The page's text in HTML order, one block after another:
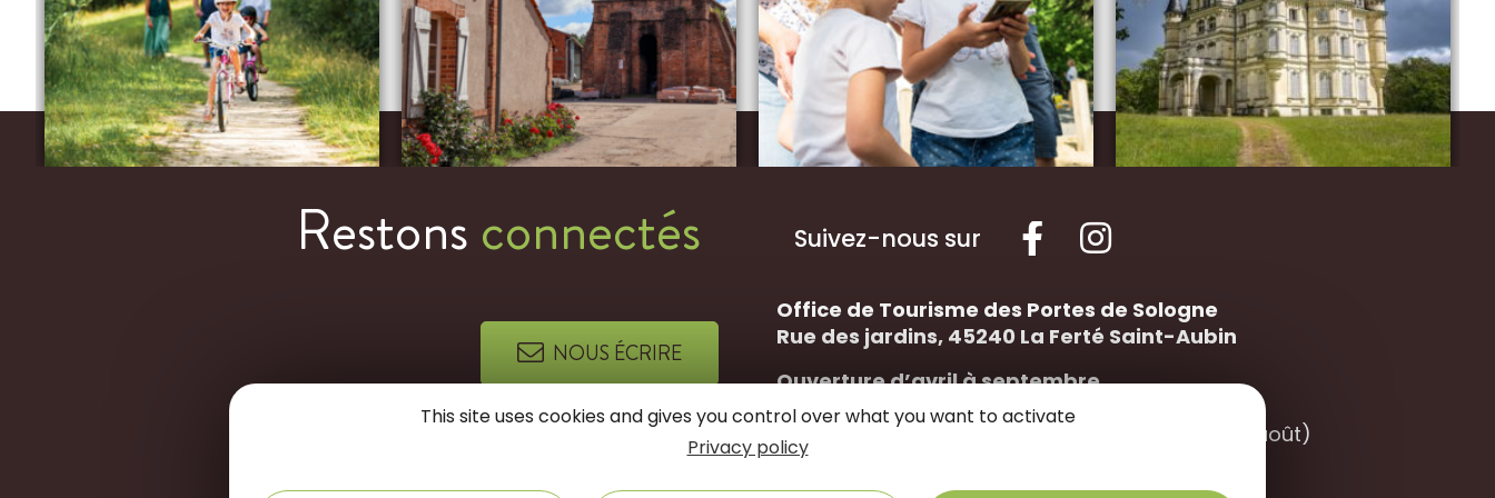
Restonsconnectés Suivez-nous sur
NOUS ÉCRIRE
Office de Tourisme des Portes de Sologne
Rue des jardins, 45240 La Ferté Saint-Aubin
Ouverture d’avril à septembre
Du mardi au samedi : 9h30-12h30 / 14h00-18h00
Dimanche : 10h00-12h30 (uniquement en juillet – août)
Ouverture d’octobre à mars :
This site uses cookies and gives you control over what you want to activate
Privacy policy